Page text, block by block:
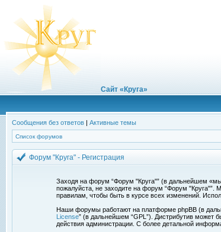
Сайт «Круга»
Сообщения без ответов | Активные темы
Список форумов
Форум "Круга" - Регистрация
Заходя на форум “Форум "Круга"” (в дальнейшем
пожалуйста, не заходите на форум “Форум
правилам, чтобы быть в курсе всех изменений.
Наши форумы работают на платформе phpBB (в
License” (в дальнейшем “GPL”). Дистрибутив может
действия администрации. С более детальной